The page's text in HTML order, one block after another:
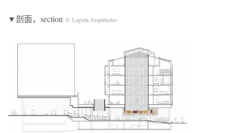
▼剖面，section © Lagula Arquitectes